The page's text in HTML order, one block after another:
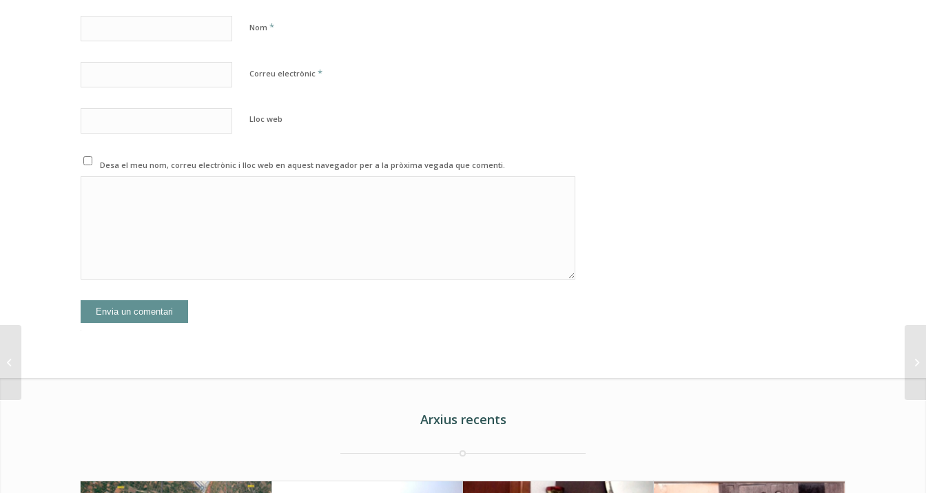
Nom*
Correu electrònic*
Lloc web
Desa el meu nom, correu electrònic i lloc web en aquest navegador per a la pròxima vegada que comenti.
Arxius recents